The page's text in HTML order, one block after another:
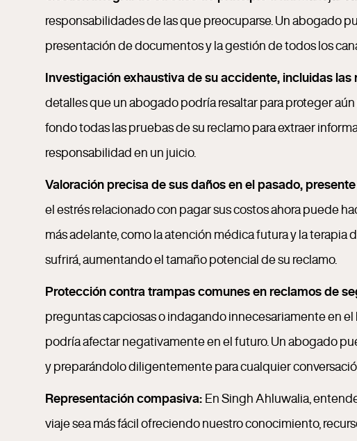
responsabilidades de las que preocuparse. Un abogado
presentación de documentos y la gestión de todos los
Investigación exhaustiva de su accidente, incluidas
detalles que un abogado podría resaltar para proteger
fondo todas las pruebas de su reclamo para extraer
responsabilidad en un juicio.
Valoración precisa de sus daños en el pasado,
el estrés relacionado con pagar sus costos ahora puede
más adelante, como la atención médica futura y la
sufrirá, aumentando el tamaño potencial de su reclamo.
Protección contra trampas comunes en reclamos de
preguntas capciosas o indagando innecesariamente en
podría afectar negativamente en el futuro. Un abogado
y preparándolo diligentemente para cualquier
Representación compasiva: En Singh Ahluwalia,
viaje sea más fácil ofreciendo nuestro conocimiento,